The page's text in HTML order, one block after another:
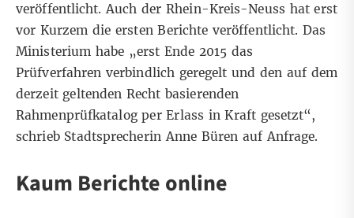
veröffentlicht. Auch der Rhein-Kreis-Neuss hat erst
vor Kurzem die ersten Berichte veröffentlicht. Das
Ministerium habe „erst Ende 2015 das
Prüfverfahren verbindlich geregelt und den auf dem
derzeit geltenden Recht basierenden
Rahmenprüfkatalog per Erlass in Kraft gesetzt“,
schrieb Stadtsprecherin Anne Büren auf Anfrage.
Kaum Berichte online